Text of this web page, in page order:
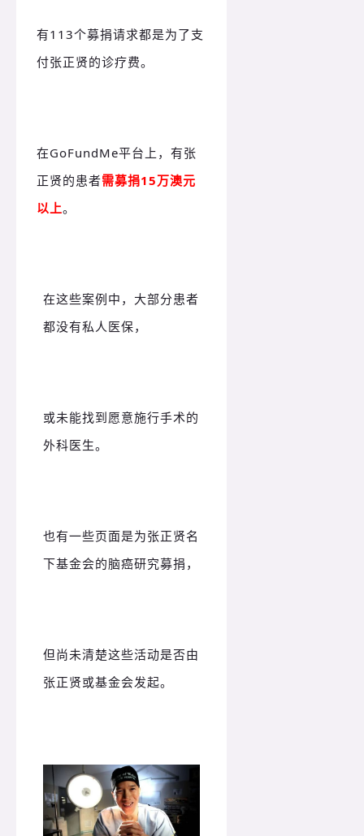
有113个募捐请求都是为了支
付张正贤的诊疗费。
在GoFundMe平台上，有张
正贤的患者需募捐15万澳元
以上。
在这些案例中，大部分患者
都没有私人医保，
或未能找到愿意施行手术的
外科医生。
也有一些页面是为张正贤名
下基金会的脑癌研究募捐，
但尚未清楚这些活动是否由
张正贤或基金会发起。